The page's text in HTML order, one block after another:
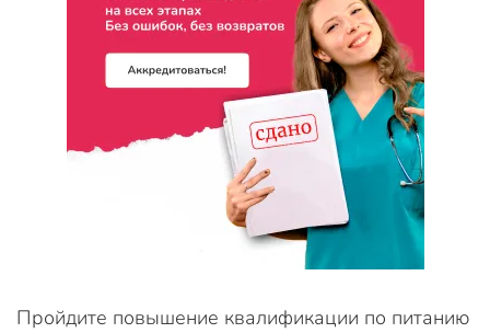
Пройдите повышение квалификации по питанию